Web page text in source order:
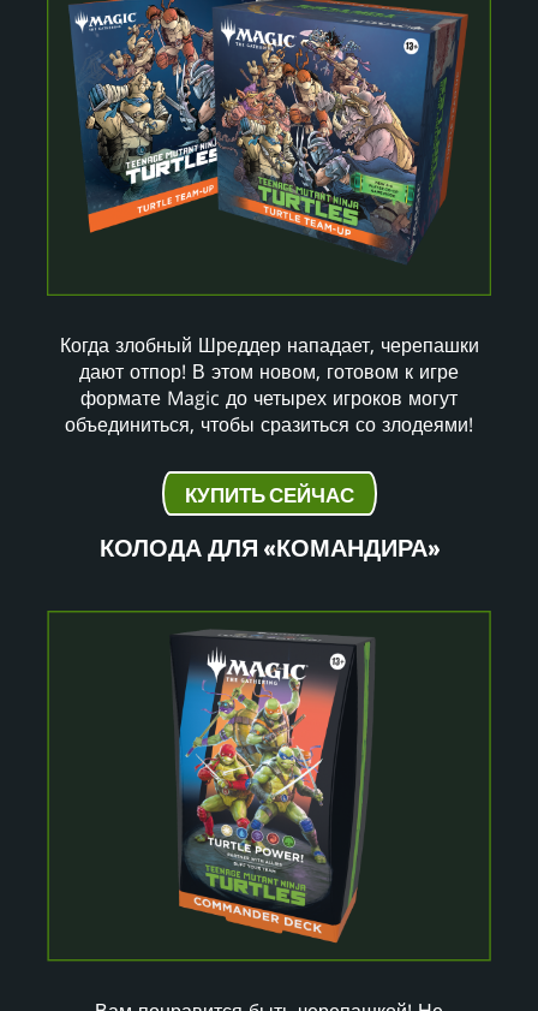
Когда злобный Шреддер нападает, черепашки
дают отпор! В этом новом, готовом к игре
формате Magic до четырех игроков могут
объединиться, чтобы сразиться со злодеями!
КУПИТЬ СЕЙЧАС
КОЛОДА ДЛЯ «КОМАНДИРА»